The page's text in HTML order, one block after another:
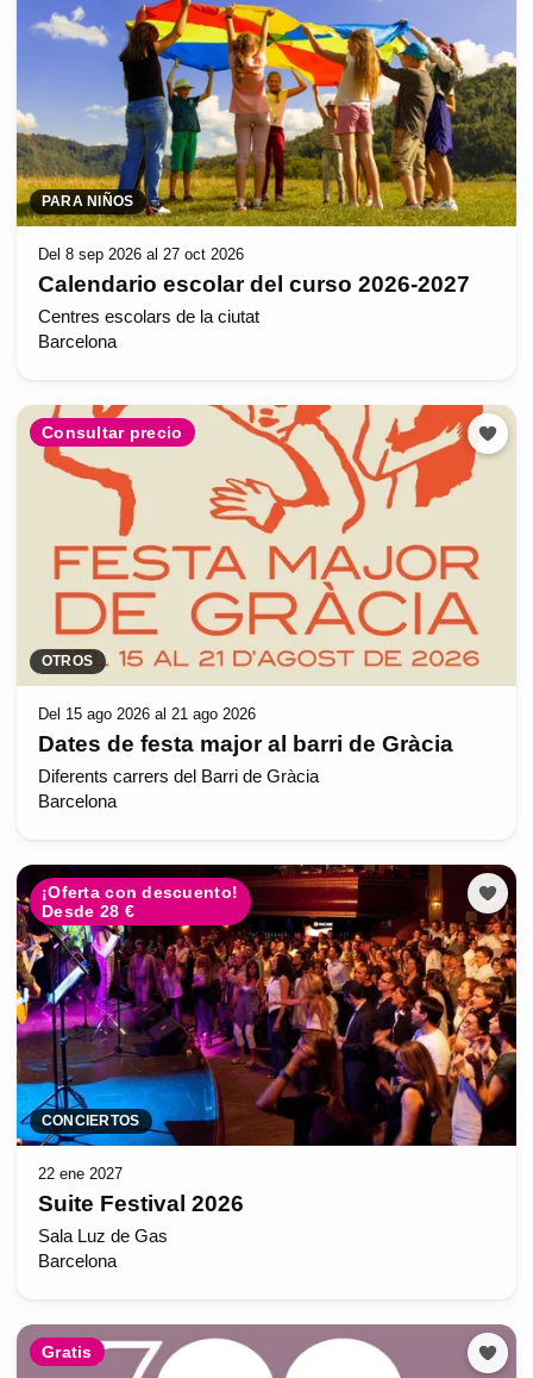
PARA NIÑOS
Del 8 sep 2026 al 27 oct 2026
Calendario escolar del curso 2026-2027
Centres escolars de la ciutat
Barcelona
Consultar precio
OTROS
Del 15 ago 2026 al 21 ago 2026
Dates de festa major al barri de Gràcia
Diferents carrers del Barri de Gràcia
Barcelona
¡Oferta con descuento!
Desde 28 €
CONCIERTOS
22 ene 2027
Suite Festival 2026
Sala Luz de Gas
Barcelona
Gratis